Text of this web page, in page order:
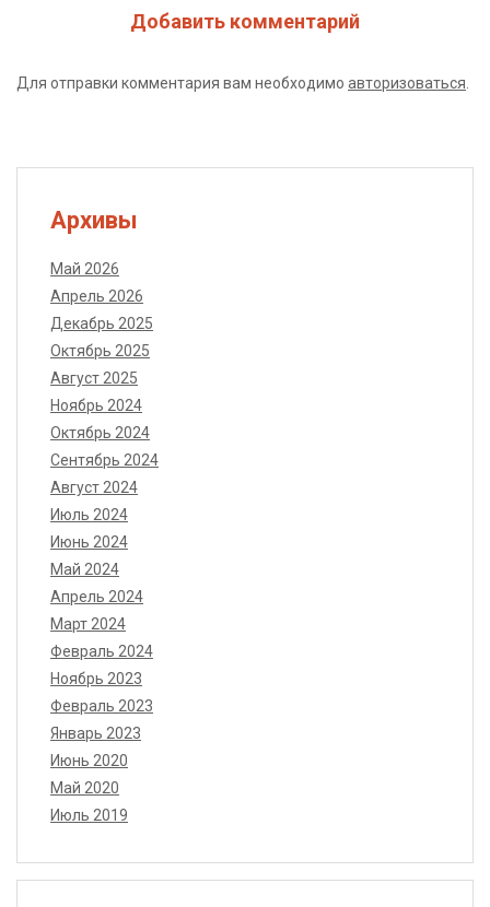
Добавить комментарий
Для отправки комментария вам необходимо авторизоваться
Архивы
Май 2026
Апрель 2026
Декабрь 2025
Октябрь 2025
Август 2025
Ноябрь 2024
Октябрь 2024
Сентябрь 2024
Август 2024
Июль 2024
Июнь 2024
Май 2024
Апрель 2024
Март 2024
Февраль 2024
Ноябрь 2023
Февраль 2023
Январь 2023
Июнь 2020
Май 2020
Июль 2019